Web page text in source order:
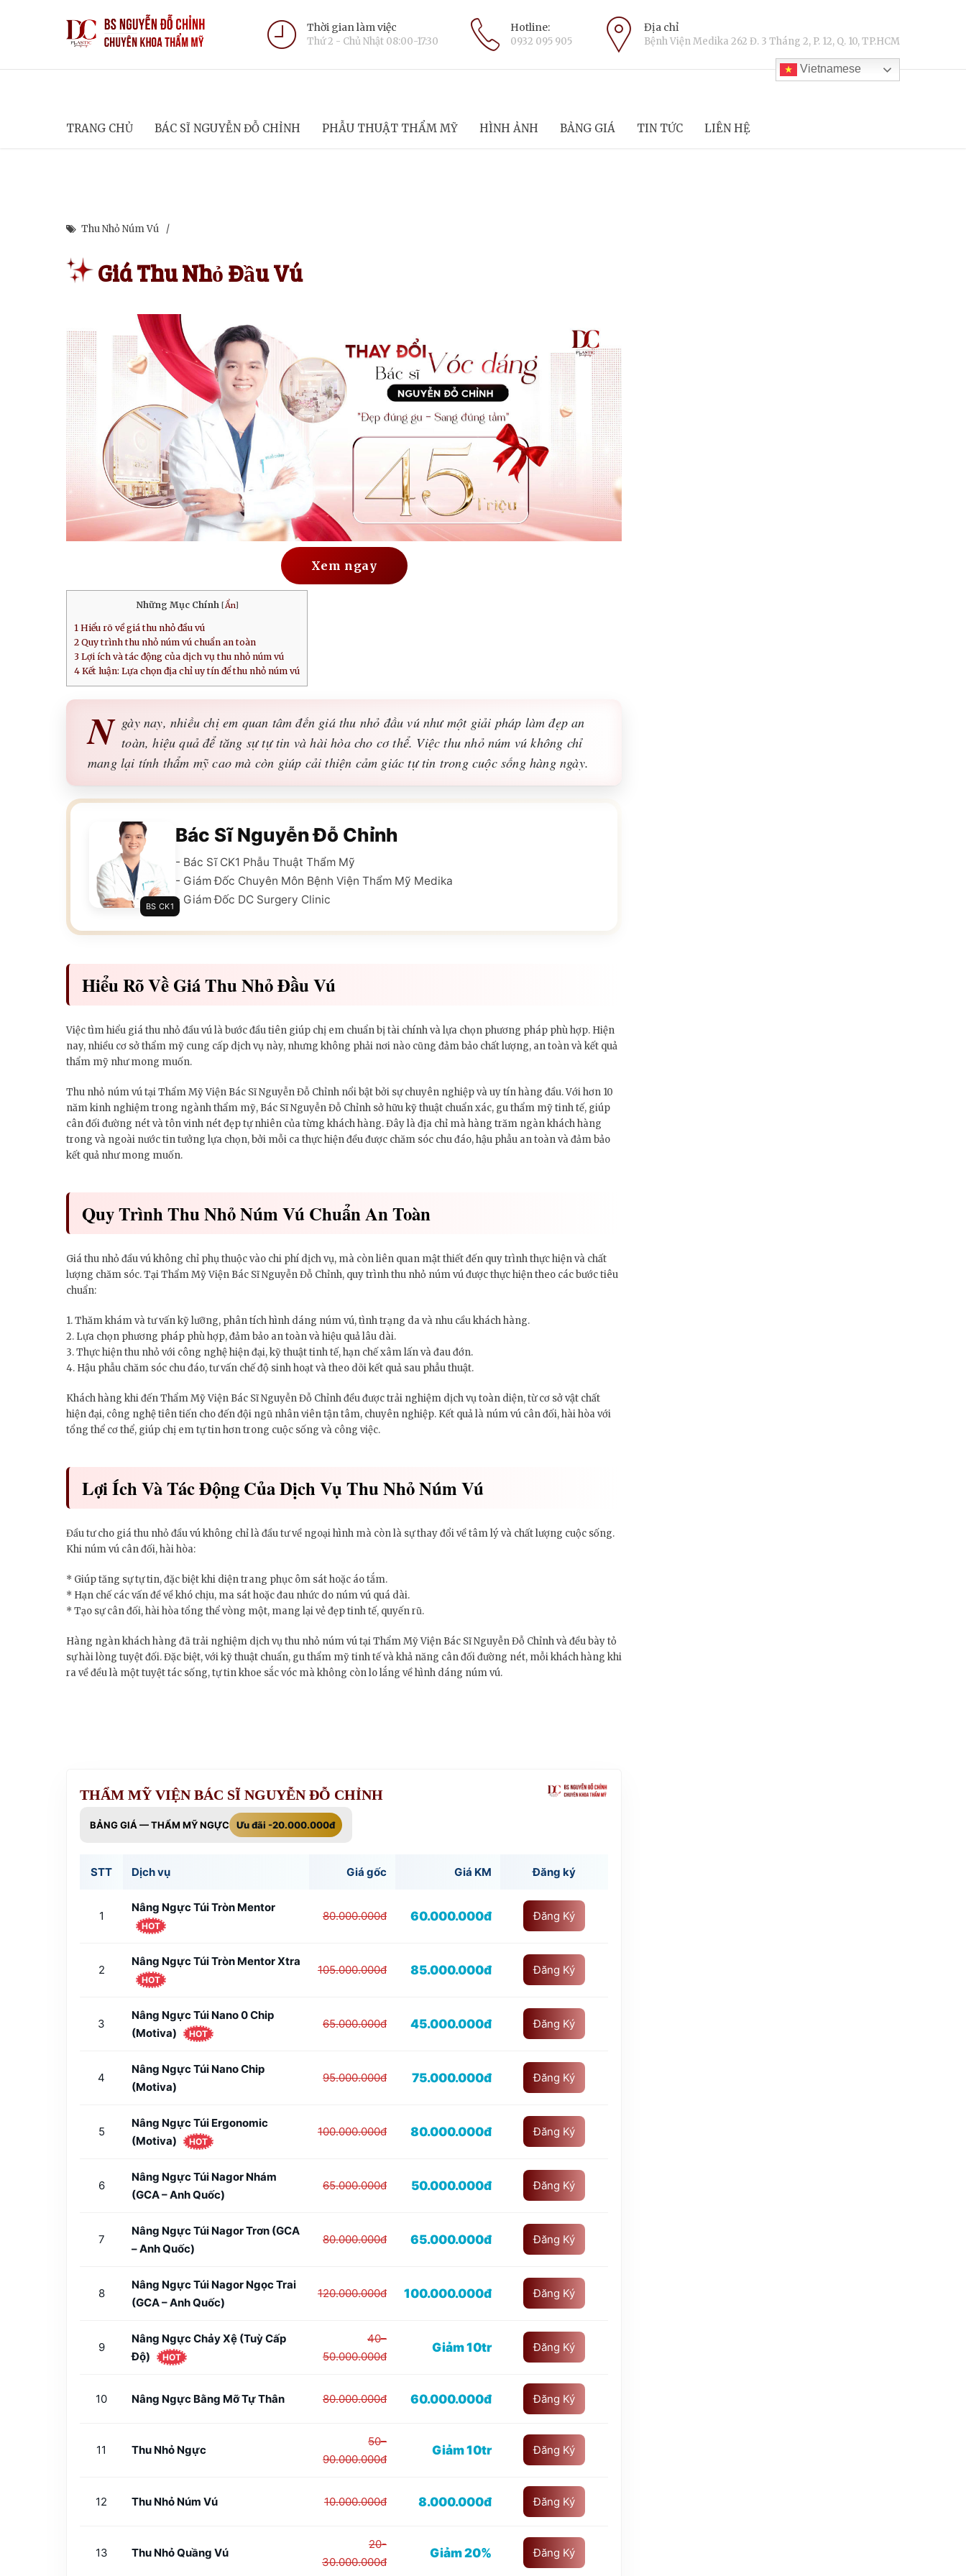
Thời gian làm việc
Thứ 2 - Chủ Nhật 08:00-17:30
Hotline:
0932 095 905
Địa chỉ
Bệnh Viện Medika 262 Đ. 3 Tháng 2, P. 12, Q. 10, TP.HCM
Vietnamese
TRANG CHỦ BÁC SĨ NGUYỄN ĐỖ CHỈNH PHẪU THUẬT THẨM MỸ HÌNH ẢNH BẢNG GIÁ TIN TỨC LIÊN HỆ
Thu Nhỏ Núm Vú
Giá Thu Nhỏ Đầu Vú
Xem ngay
Những Mục Chính [Ẩn]
1 Hiểu rõ về giá thu nhỏ đầu vú
2 Quy trình thu nhỏ núm vú chuẩn an toàn
3 Lợi ích và tác động của dịch vụ thu nhỏ núm vú
4 Kết luận: Lựa chọn địa chỉ uy tín để thu nhỏ núm vú
N gày nay, nhiều chị em quan tâm đến giá thu nhỏ đầu vú như một giải pháp làm đẹp an
toàn, hiệu quả để tăng sự tự tin và hài hòa cho cơ thể. Việc thu nhỏ núm vú không chỉ
mang lại tính thẩm mỹ cao mà còn giúp cải thiện cảm giác tự tin trong cuộc sống hàng ngày.
BS CK1
Bác Sĩ Nguyễn Đỗ Chỉnh
- Bác Sĩ CK1 Phẫu Thuật Thẩm Mỹ
- Giám Đốc Chuyên Môn Bệnh Viện Thẩm Mỹ Medika
- Giám Đốc DC Surgery Clinic
Hiểu Rõ Về Giá Thu Nhỏ Đầu Vú
Việc tìm hiểu giá thu nhỏ đầu vú là bước đầu tiên giúp chị em chuẩn bị tài chính và lựa chọn phương pháp phù hợp. Hiện
nay, nhiều cơ sở thẩm mỹ cung cấp dịch vụ này, nhưng không phải nơi nào cũng đảm bảo chất lượng, an toàn và kết quả
thẩm mỹ như mong muốn.
Thu nhỏ núm vú tại Thẩm Mỹ Viện Bác Sĩ Nguyễn Đỗ Chỉnh nổi bật bởi sự chuyên nghiệp và uy tín hàng đầu. Với hơn 10
năm kinh nghiệm trong ngành thẩm mỹ, Bác Sĩ Nguyễn Đỗ Chỉnh sở hữu kỹ thuật chuẩn xác, gu thẩm mỹ tinh tế, giúp
cân đối đường nét và tôn vinh nét đẹp tự nhiên của từng khách hàng. Đây là địa chỉ mà hàng trăm ngàn khách hàng
trong và ngoài nước tin tưởng lựa chọn, bởi mỗi ca thực hiện đều được chăm sóc chu đáo, hậu phẫu an toàn và đảm bảo
kết quả như mong muốn.
Quy Trình Thu Nhỏ Núm Vú Chuẩn An Toàn
Giá thu nhỏ đầu vú không chỉ phụ thuộc vào chi phí dịch vụ, mà còn liên quan mật thiết đến quy trình thực hiện và chất
lượng chăm sóc. Tại Thẩm Mỹ Viện Bác Sĩ Nguyễn Đỗ Chỉnh, quy trình thu nhỏ núm vú được thực hiện theo các bước tiêu
chuẩn:
1. Thăm khám và tư vấn kỹ lưỡng, phân tích hình dáng núm vú, tình trạng da và nhu cầu khách hàng.
2. Lựa chọn phương pháp phù hợp, đảm bảo an toàn và hiệu quả lâu dài.
3. Thực hiện thu nhỏ với công nghệ hiện đại, kỹ thuật tinh tế, hạn chế xâm lấn và đau đớn.
4. Hậu phẫu chăm sóc chu đáo, tư vấn chế độ sinh hoạt và theo dõi kết quả sau phẫu thuật.
Khách hàng khi đến Thẩm Mỹ Viện Bác Sĩ Nguyễn Đỗ Chỉnh đều được trải nghiệm dịch vụ toàn diện, từ cơ sở vật chất
hiện đại, công nghệ tiên tiến cho đến đội ngũ nhân viên tận tâm, chuyên nghiệp. Kết quả là núm vú cân đối, hài hòa với
tổng thể cơ thể, giúp chị em tự tin hơn trong cuộc sống và công việc.
Lợi Ích Và Tác Động Của Dịch Vụ Thu Nhỏ Núm Vú
Đầu tư cho giá thu nhỏ đầu vú không chỉ là đầu tư về ngoại hình mà còn là sự thay đổi về tâm lý và chất lượng cuộc sống.
Khi núm vú cân đối, hài hòa:
* Giúp tăng sự tự tin, đặc biệt khi diện trang phục ôm sát hoặc áo tắm.
* Hạn chế các vấn đề về khó chịu, ma sát hoặc đau nhức do núm vú quá dài.
* Tạo sự cân đối, hài hòa tổng thể vòng một, mang lại vẻ đẹp tinh tế, quyến rũ.
Hàng ngàn khách hàng đã trải nghiệm dịch vụ thu nhỏ núm vú tại Thẩm Mỹ Viện Bác Sĩ Nguyễn Đỗ Chỉnh và đều bày tỏ
sự hài lòng tuyệt đối. Đặc biệt, với kỹ thuật chuẩn, gu thẩm mỹ tinh tế và khả năng cân đối đường nét, mỗi khách hàng khi
ra về đều là một tuyệt tác sống, tự tin khoe sắc vóc mà không còn lo lắng về hình dáng núm vú.
THẨM MỸ VIỆN BÁC SĨ NGUYỄN ĐỖ CHỈNH
BẢNG GIÁ — THẨM MỸ NGỰC Ưu đãi -20.000.000đ
STT Dịch vụ Giá gốc Giá KM Đăng ký
1
Nâng Ngực Túi Tròn Mentor
HOT
80.000.000đ 60.000.000đ Đăng Ký
2
Nâng Ngực Túi Tròn Mentor Xtra
HOT
105.000.000đ 85.000.000đ Đăng Ký
3
Nâng Ngực Túi Nano 0 Chip
(Motiva)
HOT
65.000.000đ 45.000.000đ Đăng Ký
4
Nâng Ngực Túi Nano Chip
(Motiva)
95.000.000đ 75.000.000đ Đăng Ký
5
Nâng Ngực Túi Ergonomic
(Motiva)
HOT
100.000.000đ 80.000.000đ Đăng Ký
6
Nâng Ngực Túi Nagor Nhám
(GCA – Anh Quốc)
65.000.000đ 50.000.000đ Đăng Ký
7
Nâng Ngực Túi Nagor Trơn (GCA
– Anh Quốc)
80.000.000đ 65.000.000đ Đăng Ký
8
Nâng Ngực Túi Nagor Ngọc Trai
(GCA – Anh Quốc)
120.000.000đ 100.000.000đ Đăng Ký
9
Nâng Ngực Chảy Xệ (tuỳ Cấp
Độ)
HOT
40–
50.000.000đ
Giảm 10tr Đăng Ký
10 Nâng Ngực Bằng Mỡ Tự Thân 80.000.000đ 60.000.000đ Đăng Ký
11 Thu Nhỏ Ngực
50–
90.000.000đ
Giảm 10tr Đăng Ký
12 Thu Nhỏ Núm Vú 10.000.000đ 8.000.000đ Đăng Ký
13 Thu Nhỏ Quầng Vú
20-
30.000.000đ
Giảm 20% Đăng Ký